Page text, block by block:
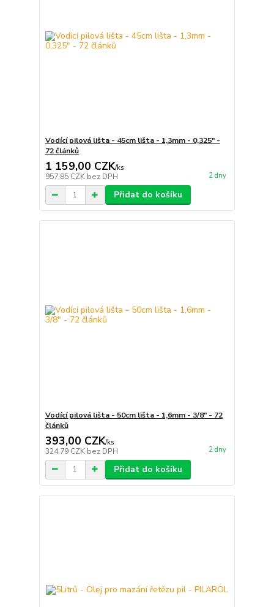
Vodící pilová lišta - 45cm lišta - 1,3mm - 0,325" -
72 článků
1 159,00 CZK/ks
957,85 CZK bez DPH 2 dny
Přidat do košíku
Vodící pilová lišta - 50cm lišta - 1,6mm - 3/8" - 72
článků
393,00 CZK/ks
324,79 CZK bez DPH 2 dny
Přidat do košíku